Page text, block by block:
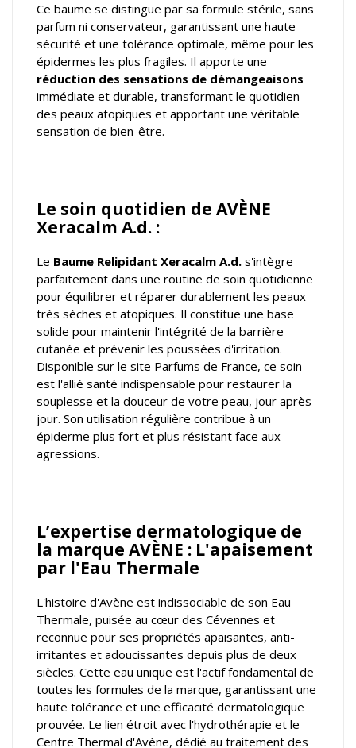
Ce baume se distingue par sa formule stérile, sans
parfum ni conservateur, garantissant une haute
sécurité et une tolérance optimale, même pour les
épidermes les plus fragiles. Il apporte une
réduction des sensations de démangeaisons
immédiate et durable, transformant le quotidien
des peaux atopiques et apportant une véritable
sensation de bien-être.
Le soin quotidien de AVÈNE
Xeracalm A.d. :
Le Baume Relipidant Xeracalm A.d. s'intègre
parfaitement dans une routine de soin quotidienne
pour équilibrer et réparer durablement les peaux
très sèches et atopiques. Il constitue une base
solide pour maintenir l'intégrité de la barrière
cutanée et prévenir les poussées d'irritation.
Disponible sur le site Parfums de France, ce soin
est l'allié santé indispensable pour restaurer la
souplesse et la douceur de votre peau, jour après
jour. Son utilisation régulière contribue à un
épiderme plus fort et plus résistant face aux
agressions.
L’expertise dermatologique de
la marque AVÈNE : L'apaisement
par l'Eau Thermale
L'histoire d'Avène est indissociable de son Eau
Thermale, puisée au cœur des Cévennes et
reconnue pour ses propriétés apaisantes, anti-
irritantes et adoucissantes depuis plus de deux
siècles. Cette eau unique est l'actif fondamental de
toutes les formules de la marque, garantissant une
haute tolérance et une efficacité dermatologique
prouvée. Le lien étroit avec l'hydrothérapie et le
Centre Thermal d'Avène, dédié au traitement des